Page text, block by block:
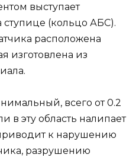
выступает
ступице (кольцо АБС).
расположена
изготовлена из
всего от 0.2
в эту область налипает
к нарушению
разрушению